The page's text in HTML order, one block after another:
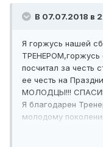
В 07.07.2018 в
Я горжусь нашей
ТРЕНЕРОМ,горжусь
посчитал за честь
ее честь на
МОЛОДЦЫ!!!
Я благодарен
молодому
даже более, чем